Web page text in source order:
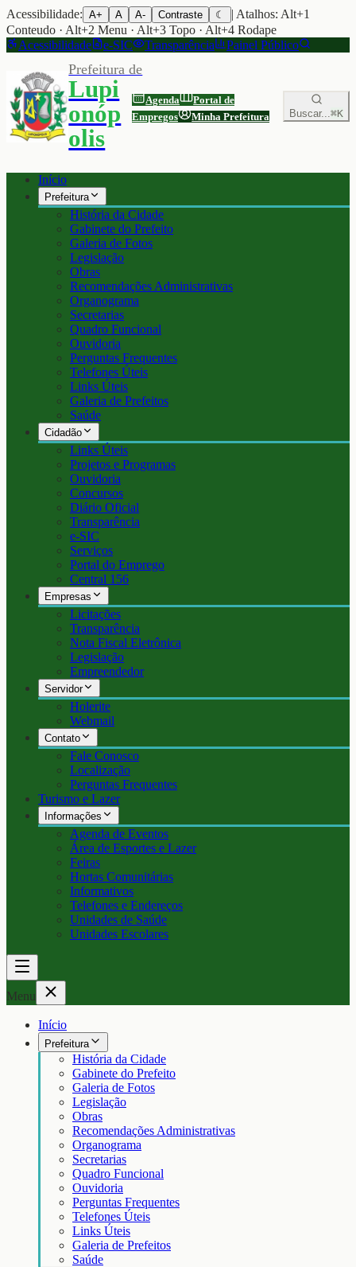
Acessibilidade: A+ A A- Contraste ☾
| Atalhos: Alt+1
Conteudo · Alt+2 Menu · Alt+3 Topo · Alt+4 Rodape
Acessibilidade
e-SIC Transparência Painel Público
Prefeitura de
Lupi
onóp
olis
Agenda
Portal de
Empregos
Minha Prefeitura Buscar...⌘K
Início
Prefeitura
História da Cidade
Gabinete do Prefeito
Galeria de Fotos
Legislação
Obras
Recomendações Administrativas
Organograma
Secretarias
Quadro Funcional
Ouvidoria
Perguntas Frequentes
Telefones Úteis
Links Úteis
Galeria de Prefeitos
Saúde
Cidadão
Links Úteis
Projetos e Programas
Ouvidoria
Concursos
Diário Oficial
Transparência
e-SIC
Serviços
Portal do Emprego
Central 156
Empresas
Licitações
Transparência
Nota Fiscal Eletrônica
Legislação
Empreendedor
Servidor
Holerite
Webmail
Contato
Fale Conosco
Localização
Perguntas Frequentes
Turismo e Lazer
Informações
Agenda de Eventos
Área de Esportes e Lazer
Feiras
Hortas Comunitárias
Informativos
Telefones e Endereços
Unidades de Saúde
Unidades Escolares
Menu
Início
Prefeitura
História da Cidade
Gabinete do Prefeito
Galeria de Fotos
Legislação
Obras
Recomendações Administrativas
Organograma
Secretarias
Quadro Funcional
Ouvidoria
Perguntas Frequentes
Telefones Úteis
Links Úteis
Galeria de Prefeitos
Saúde